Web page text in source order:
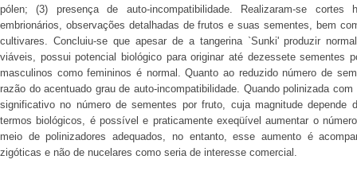
pólen; (3) presença de auto-incompatibilidade. Realizaram-se
embrionários, observações detalhadas de frutos e suas sementes, bem
cultivares. Concluiu-se que apesar de a tangerina `Sunki' produzir
viáveis, possui potencial biológico para originar até dezessete sementes
masculinos como femininos é normal. Quanto ao reduzido número de
razão do acentuado grau de auto-incompatibilidade. Quando polinizada
significativo no número de sementes por fruto, cuja magnitude depende
termos biológicos, é possível e praticamente exeqüível aumentar o
meio de polinizadores adequados, no entanto, esse aumento é
zigóticas e não de nucelares como seria de interesse comercial.